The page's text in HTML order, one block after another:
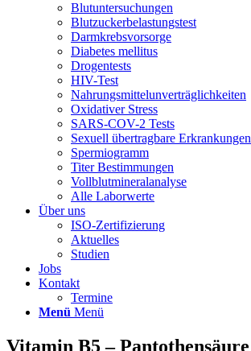
Blutuntersuchungen
Blutzucker­belastungstest
Darmkrebsvorsorge
Diabetes mellitus
Drogentests
HIV-Test
Nahrungsmittel­unverträglichkeiten
Oxidativer Stress
SARS-COV-2 Tests
Sexuell übertragbare Erkrankungen
Spermiogramm
Titer Bestimmungen
Vollblutmineralanalyse
Alle Laborwerte
Über uns
ISO-Zertifizierung
Aktuelles
Studien
Jobs
Kontakt
Termine
Menü Menü
Vitamin B5 – Pantothensäure